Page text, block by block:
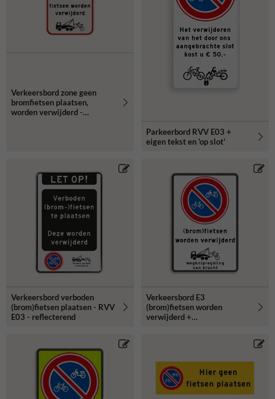
Verkeersbord zone geen
bromfietsen plaatsen,
worden verwijderd -
Parkeerbord RVV E03 +
eigen tekst en 'op slot'
Verkeersbord verboden
(brom)fietsen plaatsen - RVV
E03 - reflecterend
Verkeersbord E3
(brom)fietsen worden
verwijderd +